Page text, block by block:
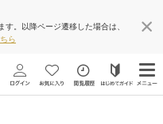
。以降ページ遷移した場合は、
ら